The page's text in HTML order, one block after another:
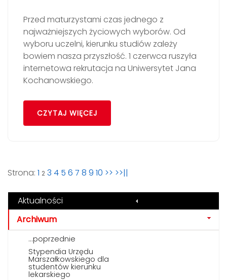
Przed maturzystami czas jednego z
najważniejszych życiowych wyborów. Od
wyboru uczelni, kierunku studiów zależy
bowiem nasza przyszłość. 1 czerwca ruszyła
internetowa rekrutacja na Uniwersytet Jana
Kochanowskiego.
CZYTAJ WIĘCEJ
Strona: 1 2 3 4 5 6 7 8 9 10 >> >>||
Aktualności
Archiwum
...poprzednie
Stypendia Urzędu
Marszałkowskiego dla
studentów kierunku
lekarskiego